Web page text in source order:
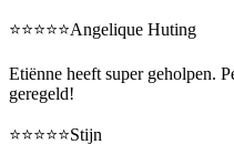
⭐️⭐️⭐️⭐️⭐️Angelique Huting
Etiënne heeft super geholpen.
geregeld!
⭐️⭐️⭐️⭐️⭐️Stijn